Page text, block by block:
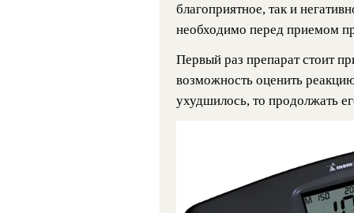
благоприятное, так и
необходимо перед приемом
Первый раз препарат стоит
возможность оценить
ухудшилось, то продолжать